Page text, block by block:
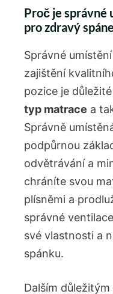
Proč je správné
pro zdravý
Správné
zajištění
pozice je
typ matrace a
Správně
podpůrnou
odvětrávání a
chráníte svou
plísněmi a
správné
své vlastnosti a
spánku.
Dalším